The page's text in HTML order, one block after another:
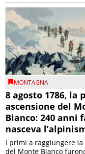
MONTAGNA
8 agosto 1786, la
ascensione del
Bianco: 240 anni
nasceva
I primi a raggiungere la
del Monte Bianco